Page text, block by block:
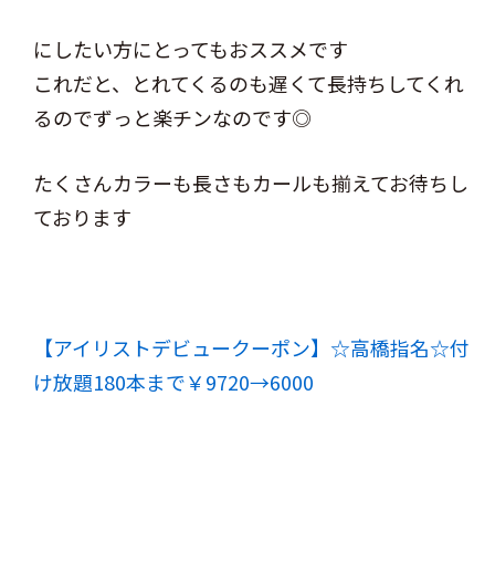
にしたい方にとってもおススメです
これだと、とれてくるのも遅くて長持ちしてくれ
るのでずっと楽チンなのです◎
たくさんカラーも長さもカールも揃えてお待ちし
ております
【アイリストデビュークーポン】☆高橋指名☆付
け放題180本まで￥9720→6000